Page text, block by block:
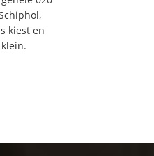
kiest en